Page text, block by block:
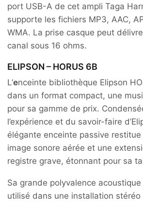
port USB-A de cet ampli Taga
supporte les fichiers MP3, AAC,
WMA. La prise casque peut
canal sous 16 ohms.
ELIPSON – HORUS 6B
L’enceinte bibliothèque Elipson
dans un format compact, une
pour sa gamme de prix.
l’expérience et du savoir-faire
élégante enceinte passive
image sonore aérée et une
registre grave, étonnant pour sa
Sa grande polyvalence acoustique
utilisé dans une installation stéréo